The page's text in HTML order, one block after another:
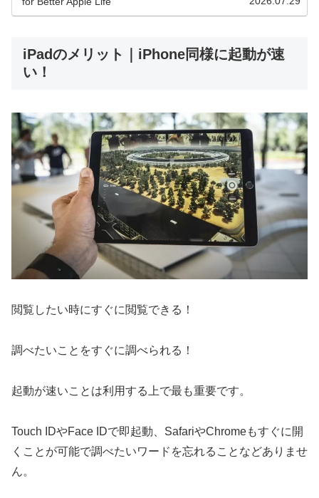
iPadのメリット｜iPhone同様に起動が速
い！
閲覧したい時にすぐに閲覧できる！
調べたいことをすぐに調べられる！
起動が速いことは利用する上で最も重要です。
Touch IDやFace IDで即起動、SafariやChromeもすぐに開
くことが可能で調べたいワードを忘れることなどありませ
ん。